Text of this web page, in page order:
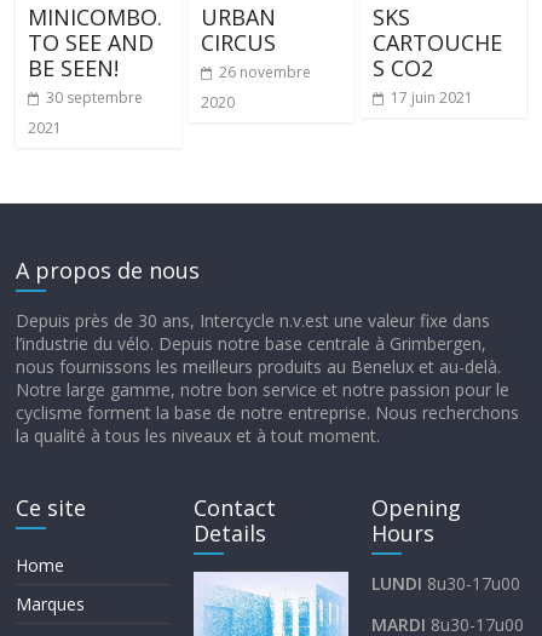
MINICOMBO.
TO SEE AND
BE SEEN!
30 septembre
2021
URBAN
CIRCUS
26 novembre
2020
SKS
CARTOUCHE
S CO2
17 juin 2021
A propos de nous
Depuis près de 30 ans, Intercycle n.v.est une valeur fixe dans
l’industrie du vélo. Depuis notre base centrale à Grimbergen,
nous fournissons les meilleurs produits au Benelux et au-delà.
Notre large gamme, notre bon service et notre passion pour le
cyclisme forment la base de notre entreprise. Nous recherchons
la qualité à tous les niveaux et à tout moment.
Ce site
Home
Marques
Contact
Details
Opening
Hours
LUNDI 8u30-17u00
MARDI 8u30-17u00